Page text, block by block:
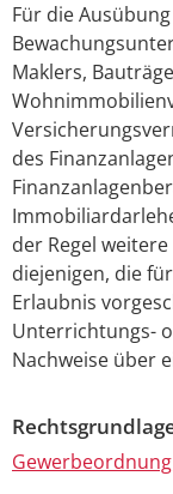
Für die
Maklers,
des
der Regel
diejenigen, die
Erlaubnis
Unterrichtungs-
Nachweise über
Gewerbeordnung